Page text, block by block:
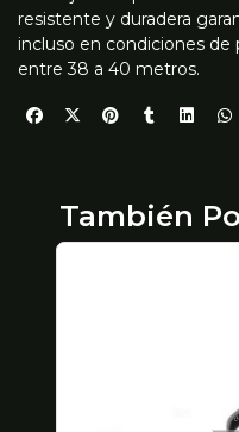
resistente y duradera
incluso en condiciones
entre 38 a 40 metros.
También